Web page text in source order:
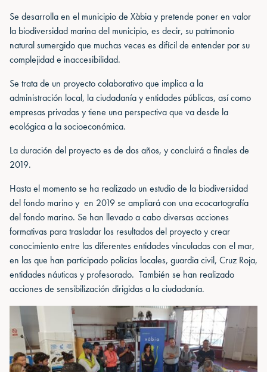
Se desarrolla en el municipio de Xàbia y pretende poner en valor
la biodiversidad marina del municipio, es decir, su patrimonio
natural sumergido que muchas veces es difícil de entender por su
complejidad e inaccesibilidad.
Se trata de un proyecto colaborativo que implica a la
administración local, la ciudadanía y entidades públicas, así como
empresas privadas y tiene una perspectiva que va desde la
ecológica a la socioeconómica.
La duración del proyecto es de dos años, y concluirá a finales de
2019.
Hasta el momento se ha realizado un estudio de la biodiversidad
del fondo marino y en 2019 se ampliará con una ecocartografía
del fondo marino. Se han llevado a cabo diversas acciones
formativas para trasladar los resultados del proyecto y crear
conocimiento entre las diferentes entidades vinculadas con el mar,
en las que han participado policías locales, guardia civil, Cruz Roja,
entidades náuticas y profesorado. También se han realizado
acciones de sensibilización dirigidas a la ciudadanía.